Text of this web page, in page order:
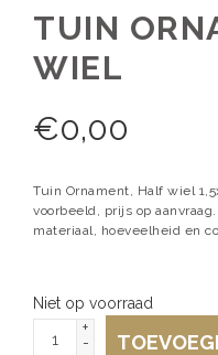
TUIN
WIEL
€0,00
Tuin Ornament, Half wiel
voorbeeld, prijs op
materiaal, hoeveelheid en
Niet op voorraad
+
-